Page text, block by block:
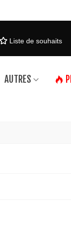
Liste de souhaits
AUTRES